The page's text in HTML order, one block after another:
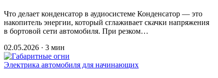
Что делает конденсатор в аудиосистеме Конденсатор — это
накопитель энергии, который сглаживает скачки напряжения
в бортовой сети автомобиля. При резком…
02.05.2026 · 3 мин
Электрика автомобиля для начинающих